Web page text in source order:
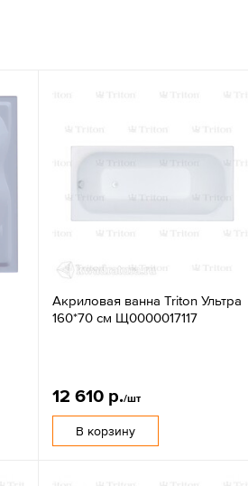
Акриловая ванна Triton Ультра
160*70 см Щ0000017117
12 610 р./шт
В корзину